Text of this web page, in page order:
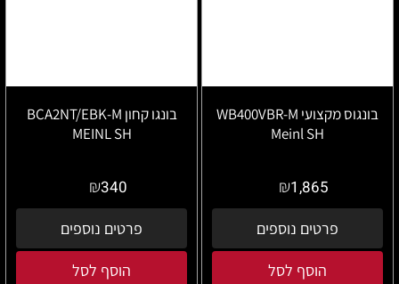
בונגוס מקצועי WB400VBR-M
Meinl SH
₪1,865
פרטים נוספים
הוסף לסל
בונגו קחון BCA2NT/EBK-M
MEINL SH
₪340
פרטים נוספים
הוסף לסל